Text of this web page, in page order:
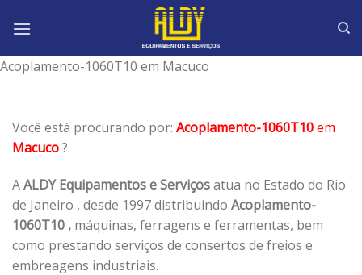
Acoplamento-1060T10 em Macuco
Você está procurando por: Acoplamento-1060T10em
Macuco?
AALDY Equipamentos e Serviçosatua no Estado do Rio
de Janeiro , desde 1997 distribuindo Acoplamento-
1060T10 , máquinas, ferragens e ferramentas, bem
como prestando serviços de consertos de freios e
embreagens industriais.